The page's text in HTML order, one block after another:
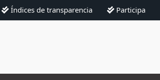
Índices de transparencia Participa